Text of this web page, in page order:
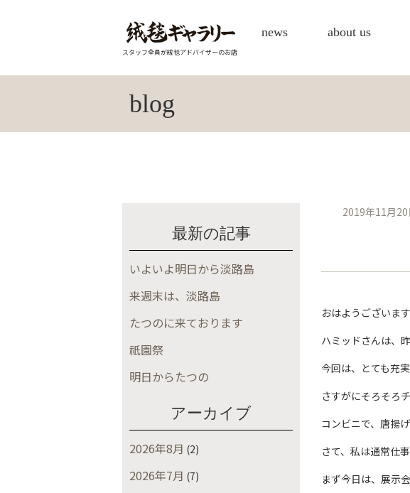
スタッフ全員が絨毯アドバイザーのお店
news about us
blog
最新の記事
いよいよ明日から淡路島
来週末は、淡路島
たつのに来ております
祇園祭
明日からたつの
アーカイブ
2026年8月 (2)
2026年7月 (7)
2019年11月20
おはようございます
ハミッドさんは、
今回は、とても充
さすがにそろそろ
コンビニで、唐揚
さて、私は通常仕
まず今日は、展示